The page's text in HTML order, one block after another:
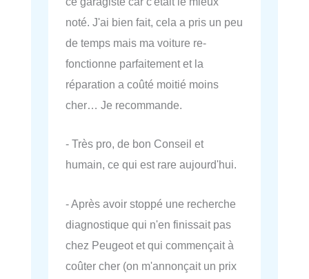
noté. J'ai bien fait, cela a pris un peu
de temps mais ma voiture re-
fonctionne parfaitement et la
réparation a coûté moitié moins
cher… Je recommande.
- Très pro, de bon Conseil et
humain, ce qui est rare aujourd'hui.
- Après avoir stoppé une recherche
diagnostique qui n'en finissait pas
chez Peugeot et qui commençait à
coûter cher (on m'annonçait un prix